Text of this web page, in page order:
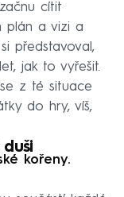
cítit
plán a vizi a
představoval,
jak to vyřešit.
z té situace
do hry, víš,
kořeny.